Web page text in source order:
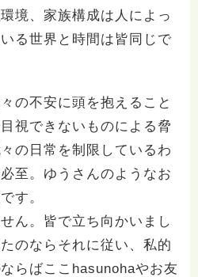
境、家族構成は人によっ
る世界と時間は皆同じで
の不安に頭を抱えること
視できないものによる脅
の日常を制限しているわ
至。ゆうさんのようなお
す。
ん。皆で立ち向かいまし
のならそれに従い、私的
らばここhasunohaやお友